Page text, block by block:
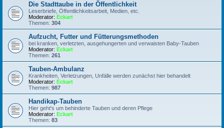
Die Stadttaube in der Öffentlichkeit
Leserbriefe, Öffentlichkeitsarbeit, Medien, etc.
Moderator: Eckart
Themen: 304
Aufzucht, Futter und Fütterungsmethoden
bei kranken, verletzten, ausgehungerten und verwaisten Baby-Tauben
Moderator: Eckart
Themen: 261
Tauben-Ambulanz
Krankheiten, Verletzungen, Unfälle werden zunächst hier behandelt
Moderator: Eckart
Themen: 987
Handikap-Tauben
Hier geht's um behinderte Tauben und deren Pflege
Moderator: Eckart
Themen: 83